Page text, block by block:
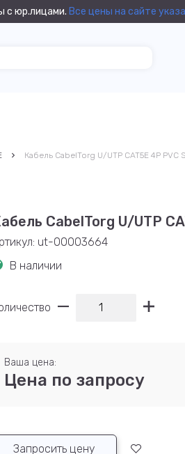
с юр.лицами. Все цены на сайте
Кабель CabelTorg U/UTP CAT5E 4P
CabelTorg U/UTP
ut-00003664
В наличии
Ваша цена:
Цена по запросу
Запросить цену